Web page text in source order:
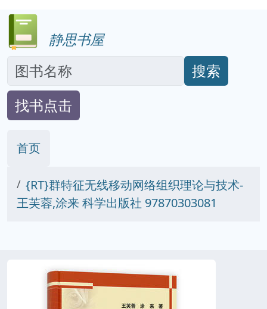
静思书屋
搜索
找书点击
首页
{RT}群特征无线移动网络组织理论与技术-
王芙蓉,涂来 科学出版社 97870303081